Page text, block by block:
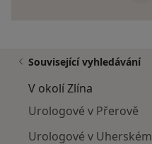
Související vyhledávání
V okolí Zlína
Urologové v Přerově
Urologové v